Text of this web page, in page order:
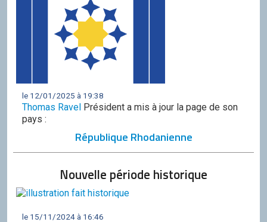
le 12/01/2025 à 19:38
Thomas Ravel Président a mis à jour la page de son
pays :
République Rhodanienne
Nouvelle période historique
le 15/11/2024 à 16:46